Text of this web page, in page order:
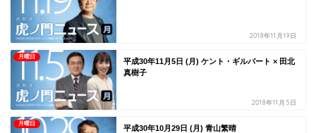
2018年11月19日
月曜日
平成30年11月5日 (月) ケント・ギルバート × 田北
真樹子
2018年11月5日
月曜日
平成30年10月29日 (月) 青山繁晴